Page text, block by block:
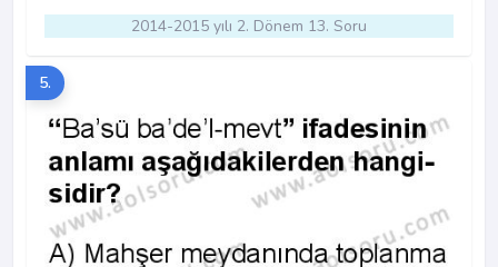
2014-2015 yılı 2. Dönem 13. Soru
5.